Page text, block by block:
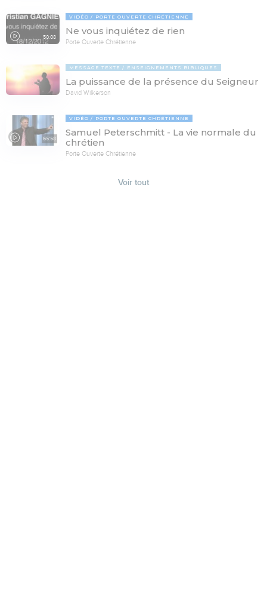
50:08
VIDÉO PORTE OUVERTE CHRÉTIENNE
Ne vous inquiétez de rien
Porte Ouverte Chrétienne
MESSAGE TEXTE ENSEIGNEMENTS BIBLIQUES
La puissance de la présence du Seigneur
David Wilkerson
65:58
VIDÉO PORTE OUVERTE CHRÉTIENNE
Samuel Peterschmitt - La vie normale du
chrétien
Porte Ouverte Chrétienne
Voir tout